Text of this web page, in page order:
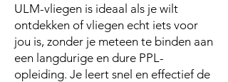
ULM-vliegen is ideaal als je wilt
ontdekken of vliegen echt iets voor
jou is, zonder je meteen te binden aan
een langdurige en dure PPL-
opleiding. Je leert snel en effectief de